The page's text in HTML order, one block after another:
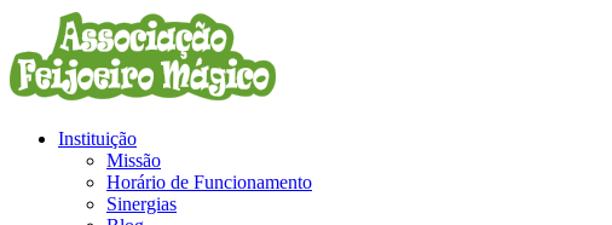
Instituição
Missão
Horário de Funcionamento
Sinergias